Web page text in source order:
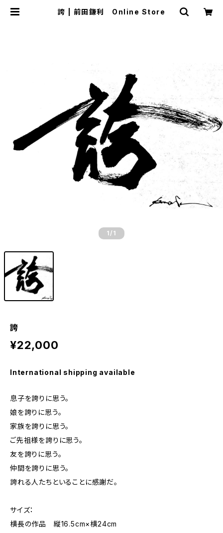
誇 | 前田鎌利 Online Store
1 /1
誇
¥22,000
International shipping available
息子を誇りに思う。
娘を誇りに思う。
家族を誇りに思う。
ご先祖様を誇りに思う。
友を誇りに思う。
仲間を誇りに思う。
誇れる人たちといることに感謝だ。
サイズ：
横長の作品 縦16.5cm×横24cm